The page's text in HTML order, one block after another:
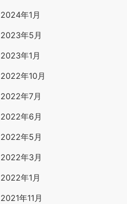
2024年1月
2023年5月
2023年1月
2022年10月
2022年7月
2022年6月
2022年5月
2022年3月
2022年1月
2021年11月